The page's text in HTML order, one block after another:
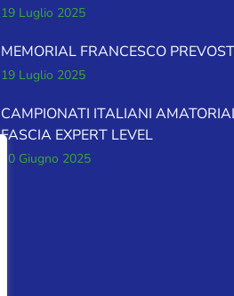
19 Luglio 2025
MEMORIAL FRANCESCO
19 Luglio 2025
CAMPIONATI ITALIANI
FASCIA EXPERT LEVEL
10 Giugno 2025